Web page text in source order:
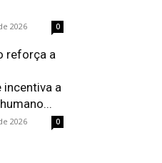
2026 0
reforça a
incentiva a
2026 0